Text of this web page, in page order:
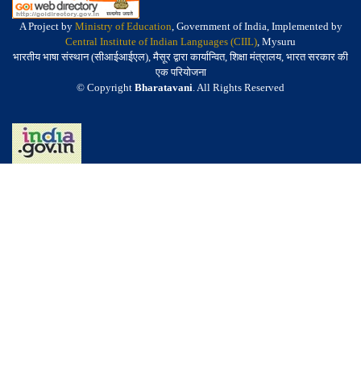
A Project by Ministry of Education, Government of India, Implemented by
Central Institute of Indian Languages (CIIL), Mysuru
भारतीय भाषा संस्थान (सीआईआईएल), मैसूर द्वारा कार्यान्वित, शिक्षा मंत्रालय, भारत सरकार की
एक परियोजना
© Copyright Bharatavani. All Rights Reserved